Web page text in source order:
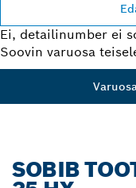
Ei, detailinumber ei
Soovin varuosa
SOBIB